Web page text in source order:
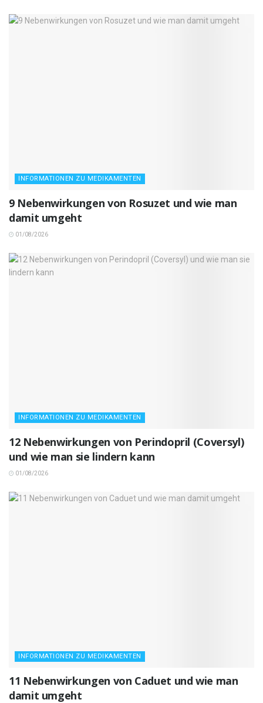
INFORMATIONEN ZU MEDIKAMENTEN
9 Nebenwirkungen von Rosuzet und wie man
damit umgeht
01/08/2026
INFORMATIONEN ZU MEDIKAMENTEN
12 Nebenwirkungen von Perindopril (Coversyl)
und wie man sie lindern kann
01/08/2026
INFORMATIONEN ZU MEDIKAMENTEN
11 Nebenwirkungen von Caduet und wie man
damit umgeht